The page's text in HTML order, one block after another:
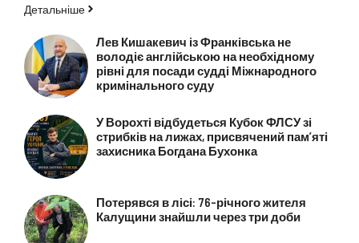
Детальніше
Лев Кишакевич із Франківська не
володіє англійською на необхідному
рівні для посади судді Міжнародного
кримінального суду
У Ворохті відбудеться Кубок ФЛСУ зі
стрибків на лижах, присвячений пам’яті
захисника Богдана Бухонка
Потерявся в лісі: 76-річного жителя
Калущини знайшли через три доби